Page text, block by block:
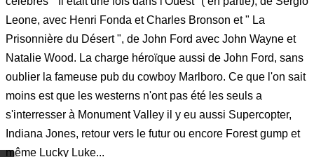
Leone, avec Henri Fonda et Charles Bronson et " La
Prisonnière du Désert ", de John Ford avec John Wayne et
Natalie Wood. La charge héroïque aussi de John Ford, sans
oublier la fameuse pub du cowboy Marlboro. Ce que l'on sait
moins est que les westerns n'ont pas été les seuls a
s'interresser à Monument Valley il y eu aussi Supercopter,
Indiana Jones, retour vers le futur ou encore Forest gump et
même Lucky Luke...